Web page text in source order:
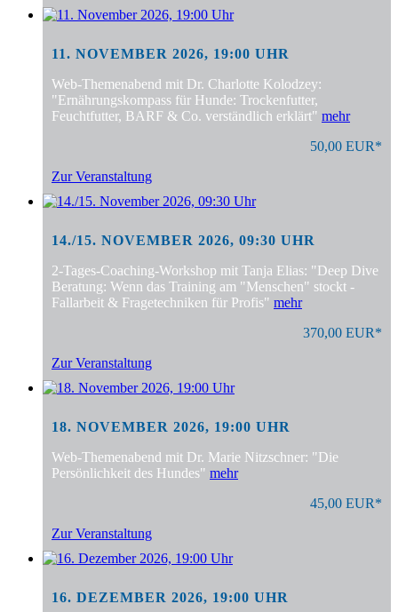
11. NOVEMBER 2026, 19:00 UHR
Web-Themenabend mit Dr. Charlotte Kolodzey:
"Ernährungskompass für Hunde: Trockenfutter,
Feuchtfutter, BARF & Co. verständlich erklärt" mehr
50,00 EUR*
Zur Veranstaltung
14./15. NOVEMBER 2026, 09:30 UHR
2-Tages-Coaching-Workshop mit Tanja Elias: "Deep Dive
Beratung: Wenn das Training am "Menschen" stockt -
Fallarbeit & Fragetechniken für Profis" mehr
370,00 EUR*
Zur Veranstaltung
18. NOVEMBER 2026, 19:00 UHR
Web-Themenabend mit Dr. Marie Nitzschner: "Die
Persönlichkeit des Hundes" mehr
45,00 EUR*
Zur Veranstaltung
16. DEZEMBER 2026, 19:00 UHR